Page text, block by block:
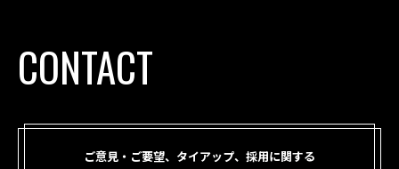
CONTACT
ご意見・ご要望、タイアップ、採用に関する